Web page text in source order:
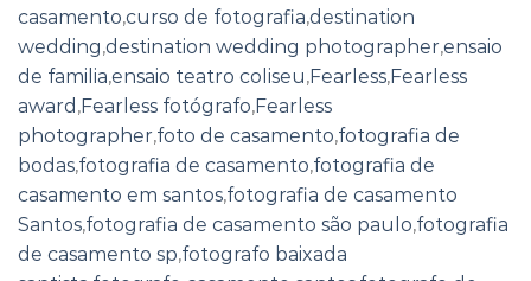
casamento,curso de fotografia,destination
wedding,destination wedding photographer,ensaio
de familia,ensaio teatro coliseu,Fearless,Fearless
award ,Fearless fotógrafo,Fearless
photographer,foto de casamento,fotografia de
bodas,fotografia de casamento,fotografia de
casamento em santos,fotografia de casamento
Santos,fotografia de casamento são paulo,fotografia
de casamento sp,fotografo baixada